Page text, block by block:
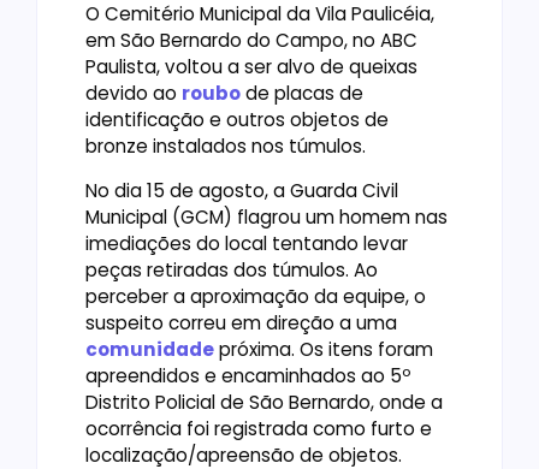
O Cemitério Municipal da Vila Paulicéia,
em São Bernardo do Campo, no ABC
Paulista, voltou a ser alvo de queixas
devido ao roubode placas de
identificação e outros objetos de
bronze instalados nos túmulos.
No dia 15 de agosto, a Guarda Civil
Municipal (GCM) flagrou um homem nas
imediações do local tentando levar
peças retiradas dos túmulos. Ao
perceber a aproximação da equipe, o
suspeito correu em direção a uma
comunidadepróxima. Os itens foram
apreendidos e encaminhados ao 5º
Distrito Policial de São Bernardo, onde a
ocorrência foi registrada como furto e
localização/apreensão de objetos.